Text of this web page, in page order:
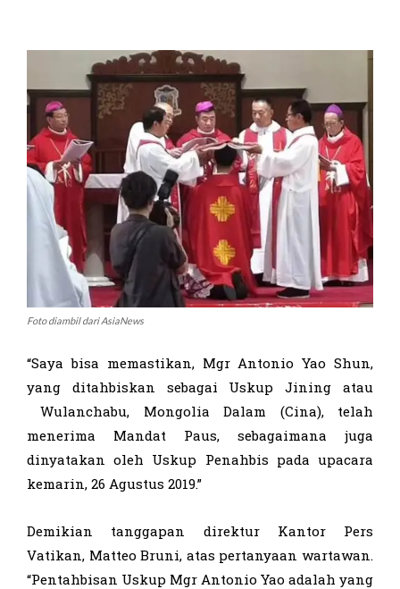
Foto diambil dari AsiaNews
“Saya bisa memastikan, Mgr Antonio Yao Shun,
yang ditahbiskan sebagai Uskup Jining atau
Wulanchabu, Mongolia Dalam (Cina), telah
menerima Mandat Paus, sebagaimana juga
dinyatakan oleh Uskup Penahbis pada upacara
kemarin, 26 Agustus 2019.”
Demikian tanggapan direktur Kantor Pers
Vatikan, Matteo Bruni, atas pertanyaan wartawan.
“Pentahbisan Uskup Mgr Antonio Yao adalah yang